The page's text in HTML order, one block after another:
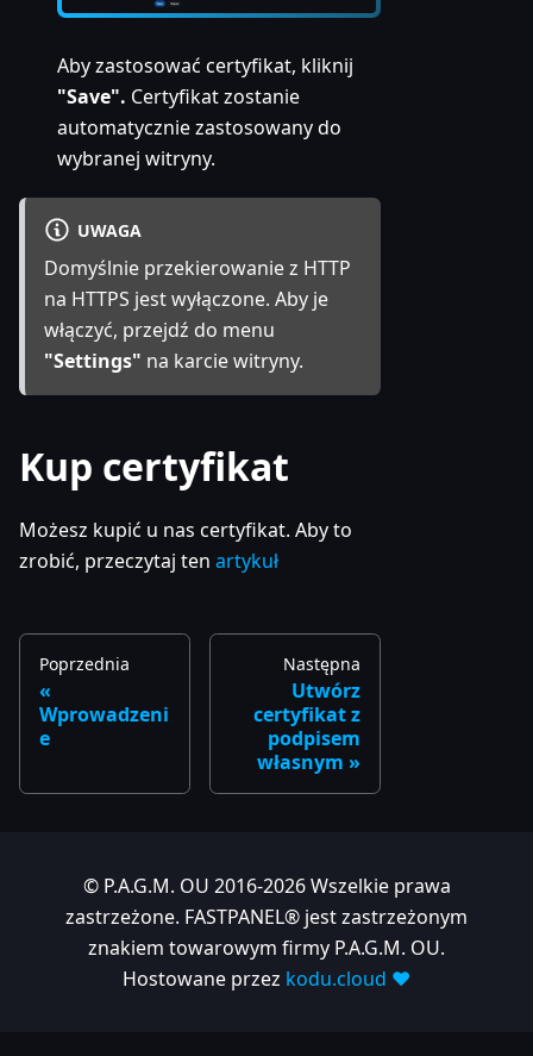
Aby zastosować certyfikat, kliknij
"Save". Certyfikat zostanie
automatycznie zastosowany do
wybranej witryny.
UWAGA
Domyślnie przekierowanie z HTTP
na HTTPS jest wyłączone. Aby je
włączyć, przejdź do menu
"Settings" na karcie witryny.
Kup certyfikat
Możesz kupić u nas certyfikat. Aby to
zrobić, przeczytaj ten artykuł
Poprzednia
Wprowadzeni
e
Następna
Utwórz
certyfikat z
podpisem
własnym
© P.A.G.M. OU 2016-2026 Wszelkie prawa
zastrzeżone. FASTPANEL® jest zastrzeżonym
znakiem towarowym firmy P.A.G.M. OU.
Hostowane przez kodu.cloud ❤️